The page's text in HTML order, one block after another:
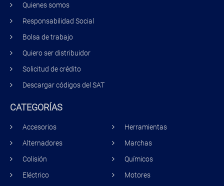
Quienes somos
Responsabilidad Social
Bolsa de trabajo
Quiero ser distribuidor
Solicitud de crédito
Descargar códigos del SAT
CATEGORÍAS
Accesorios
Alternadores
Colisión
Eléctrico
Herramientas
Marchas
Químicos
Motores